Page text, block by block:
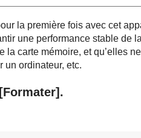
la première fois avec cet
une performance stable de
carte mémoire, et qu’elles
un ordinateur, etc.
[Formater] .